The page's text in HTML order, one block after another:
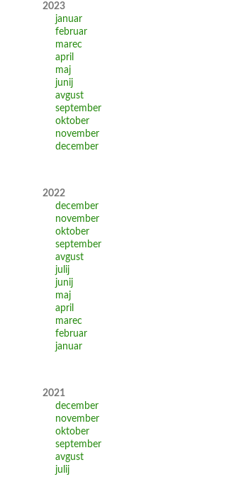
2023
januar
februar
marec
april
maj
junij
avgust
september
oktober
november
december
2022
december
november
oktober
september
avgust
julij
junij
maj
april
marec
februar
januar
2021
december
november
oktober
september
avgust
julij